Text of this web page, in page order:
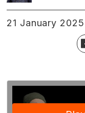
21 January